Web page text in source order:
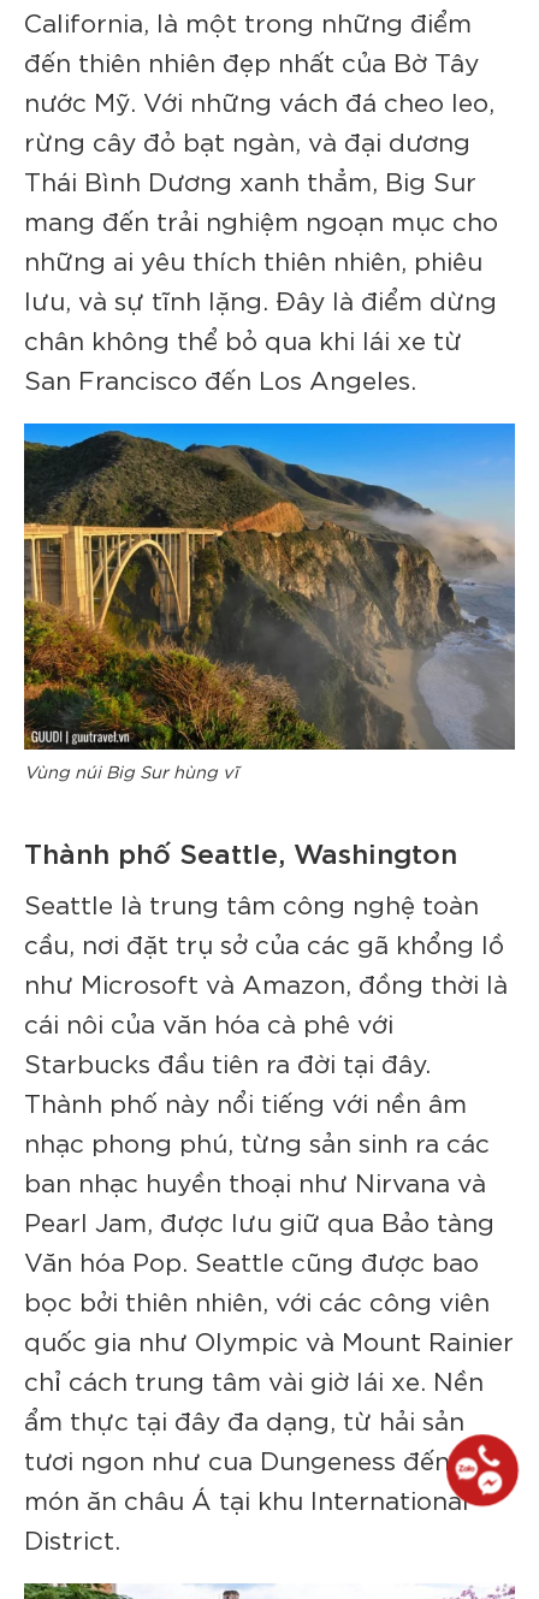
California, là một trong những điểm
đến thiên nhiên đẹp nhất của Bờ Tây
nước Mỹ. Với những vách đá cheo leo,
rừng cây đỏ bạt ngàn, và đại dương
Thái Bình Dương xanh thẳm, Big Sur
mang đến trải nghiệm ngoạn mục cho
những ai yêu thích thiên nhiên, phiêu
lưu, và sự tĩnh lặng. Đây là điểm dừng
chân không thể bỏ qua khi lái xe từ
San Francisco đến Los Angeles.
Vùng núi Big Sur hùng vĩ
Thành phố Seattle, Washington
Seattle là trung tâm công nghệ toàn
cầu, nơi đặt trụ sở của các gã khổng lồ
như Microsoft và Amazon, đồng thời là
cái nôi của văn hóa cà phê với
Starbucks đầu tiên ra đời tại đây.
Thành phố này nổi tiếng với nền âm
nhạc phong phú, từng sản sinh ra các
ban nhạc huyền thoại như Nirvana và
Pearl Jam, được lưu giữ qua Bảo tàng
Văn hóa Pop. Seattle cũng được bao
bọc bởi thiên nhiên, với các công viên
quốc gia như Olympic và Mount Rainier
chỉ cách trung tâm vài giờ lái xe. Nền
ẩm thực tại đây đa dạng, từ hải sản
tươi ngon như cua Dungeness đến các
món ăn châu Á tại khu International
District.